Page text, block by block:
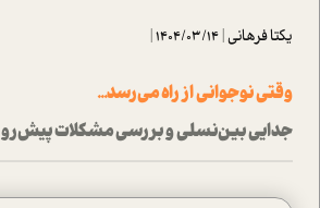
یکتا فرهانی|
1404/03/14
|
وقتي نوجواني از راه مي‌رسد...
جدايي بين‌نسلي و بررسي مشكلات پيش‌رو